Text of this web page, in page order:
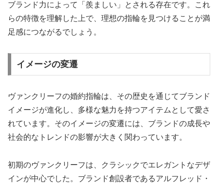
ブランド力によって「羨ましい」とされる存在です。これ
らの特徴を理解した上で、理想の指輪を見つけることが満
足感につながるでしょう。
イメージの変遷
ヴァンクリーフの婚約指輪は、その歴史を通じてブランド
イメージが進化し、多様な魅力を持つアイテムとして愛さ
れています。そのイメージの変遷には、ブランドの成長や
社会的なトレンドの影響が大きく関わっています。
初期のヴァンクリーフは、クラシックでエレガントなデザ
インが中心でした。ブランド創設者であるアルフレッド・